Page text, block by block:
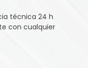
técnica 24 h
con cualquier